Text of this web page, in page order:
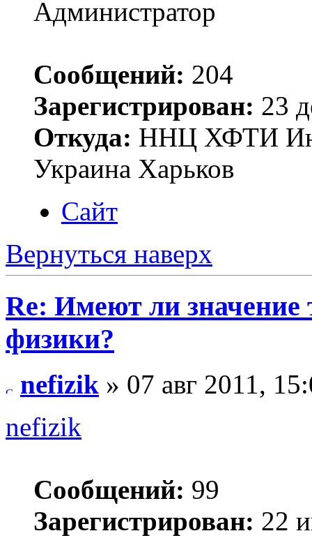
Администратор
Сообщений: 204
Зарегистрирован: 23
Откуда: ННЦ ХФТИ
Украина Харьков
Сайт
Вернуться наверх
Re: Имеют ли значение
физики?
nefizik » 07 авг 2011,
nefizik
Сообщений: 99
Зарегистрирован: 22